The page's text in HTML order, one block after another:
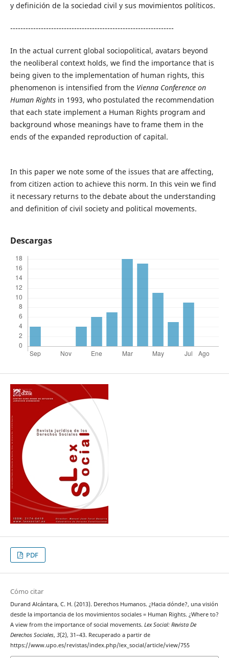
y definición de la sociedad civil y sus movimientos políticos.
----------------------------------------------------------------
In the actual current global sociopolitical, avatars beyond
the neoliberal context holds, we find the importance that is
being given to the implementation of human rights, this
phenomenon is intensified from the Vienna Conference on
Human Rights in 1993, who postulated the recommendation
that each state implement a Human Rights program and
background whose meanings have to frame them in the
ends of the expanded reproduction of capital.
In this paper we note some of the issues that are affecting,
from citizen action to achieve this norm. In this vein we find
it necessary returns to the debate about the understanding
and definition of civil society and political movements.
Descargas
PDF
Cómo citar
Durand Alcántara, C. H. (2013). Derechos Humanos. ¿Hacia dónde?, una visión
desde la importancia de los movimientos sociales = Human Rights. ¿Where to?
A view from the importance of social movements. Lex Social: Revista De
Derechos Sociales, 3(2), 31–43. Recuperado a partir de
https://www.upo.es/revistas/index.php/lex_social/article/view/755